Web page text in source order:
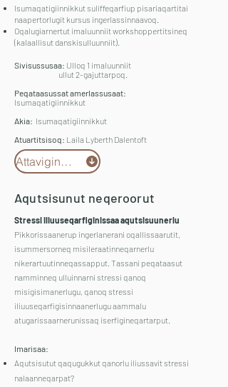
Isumaqatigiinnikkut suliffeqarfiup pisariaqartitai
naapertorlugit kursus ingerlassinnaavoq.
Oqalugiarnertut imaluunniit workshoppertitsineq
(kalaallisut danskisulluunniit).
Sivisussusaa: Ulloq 1 imaluunniit
ullut 2-gajuttarpoq.
Peqataasussat amerlassusaat:
Isumaqatigiinnikkut
Akia: Isumaqatigiinnikkut
Atuartitsisoq: Laila Lyberth Dalentoft
Attaviginnga
Aqutsisunut neqeroorut
Stressi iliuuseqarfiginissaa aqutsisuunerlu
Pikkorissaanerup ingerlanerani oqallissaarutit,
isummersorneq misileraatinneqarnerlu
nikerartuutinneqassapput. Tassani peqataasut
namminneq ulluinnarni stressi qanoq
misigisimanerlugu, qanoq stressi
iliuuseqarfigisinnaanerlugu aammalu
atugarissaarnerunissaq iserfigineqartarput.
Imarisaa:
Aqutsisutut qaqugukkut qanorlu iliussavit stressi
nalaanneqarpat?